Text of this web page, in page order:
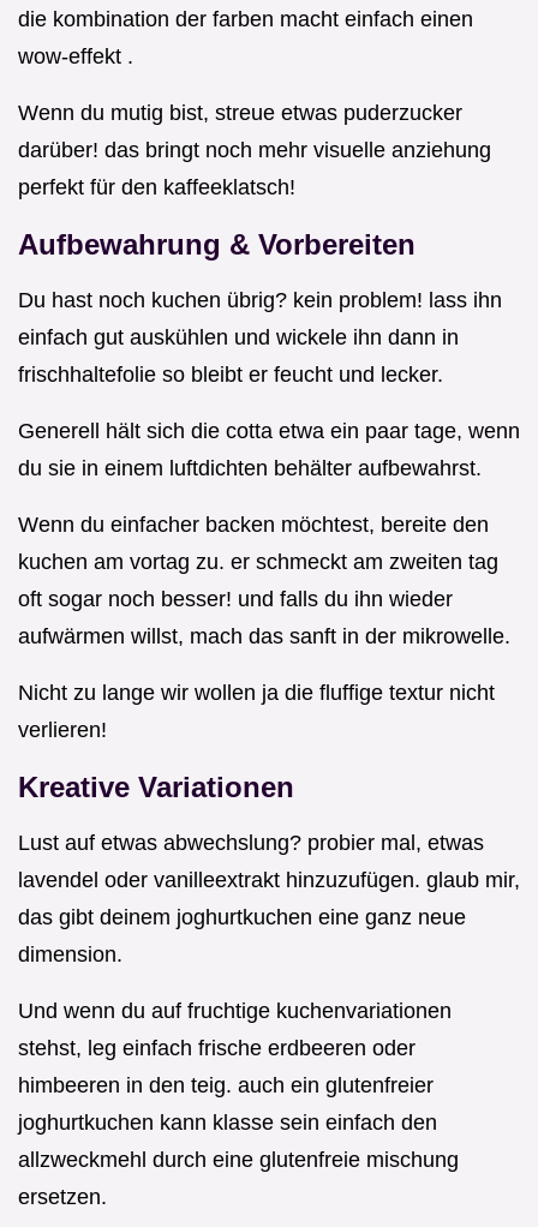
die kombination der farben macht einfach einen
wow-effekt .
Wenn du mutig bist, streue etwas puderzucker
darüber! das bringt noch mehr visuelle anziehung
perfekt für den kaffeeklatsch!
Aufbewahrung & Vorbereiten
Du hast noch kuchen übrig? kein problem! lass ihn
einfach gut auskühlen und wickele ihn dann in
frischhaltefolie so bleibt er feucht und lecker.
Generell hält sich die cotta etwa ein paar tage, wenn
du sie in einem luftdichten behälter aufbewahrst.
Wenn du einfacher backen möchtest, bereite den
kuchen am vortag zu. er schmeckt am zweiten tag
oft sogar noch besser! und falls du ihn wieder
aufwärmen willst, mach das sanft in der mikrowelle.
Nicht zu lange wir wollen ja die fluffige textur nicht
verlieren!
Kreative Variationen
Lust auf etwas abwechslung? probier mal, etwas
lavendel oder vanilleextrakt hinzuzufügen. glaub mir,
das gibt deinem joghurtkuchen eine ganz neue
dimension.
Und wenn du auf fruchtige kuchenvariationen
stehst, leg einfach frische erdbeeren oder
himbeeren in den teig. auch ein glutenfreier
joghurtkuchen kann klasse sein einfach den
allzweckmehl durch eine glutenfreie mischung
ersetzen.